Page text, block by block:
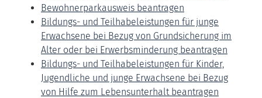
Bewohnerparkausweis beantragen
Bildungs- und Teilhabeleistungen für junge
Erwachsene bei Bezug von Grundsicherung im
Alter oder bei Erwerbsminderung beantragen
Bildungs- und Teilhabeleistungen für Kinder,
Jugendliche und junge Erwachsene bei Bezug
von Hilfe zum Lebensunterhalt beantragen